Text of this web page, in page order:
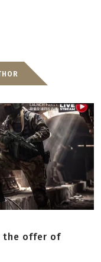
the offer of